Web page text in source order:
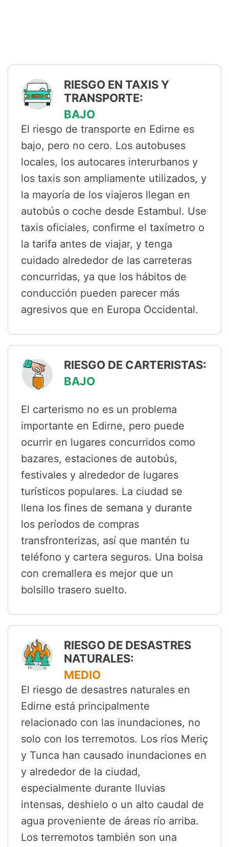
RIESGO EN TAXIS Y
TRANSPORTE:
BAJO
El riesgo de transporte en Edirne es
bajo, pero no cero. Los autobuses
locales, los autocares interurbanos y
los taxis son ampliamente utilizados, y
la mayoría de los viajeros llegan en
autobús o coche desde Estambul. Use
taxis oficiales, confirme el taxímetro o
la tarifa antes de viajar, y tenga
cuidado alrededor de las carreteras
concurridas, ya que los hábitos de
conducción pueden parecer más
agresivos que en Europa Occidental.
RIESGO DE CARTERISTAS:
BAJO
El carterismo no es un problema
importante en Edirne, pero puede
ocurrir en lugares concurridos como
bazares, estaciones de autobús,
festivales y alrededor de lugares
turísticos populares. La ciudad se
llena los fines de semana y durante
los períodos de compras
transfronterizas, así que mantén tu
teléfono y cartera seguros. Una bolsa
con cremallera es mejor que un
bolsillo trasero suelto.
RIESGO DE DESASTRES
NATURALES:
MEDIO
El riesgo de desastres naturales en
Edirne está principalmente
relacionado con las inundaciones, no
solo con los terremotos. Los ríos Meriç
y Tunca han causado inundaciones en
y alrededor de la ciudad,
especialmente durante lluvias
intensas, deshielo o un alto caudal de
agua proveniente de áreas río arriba.
Los terremotos también son una